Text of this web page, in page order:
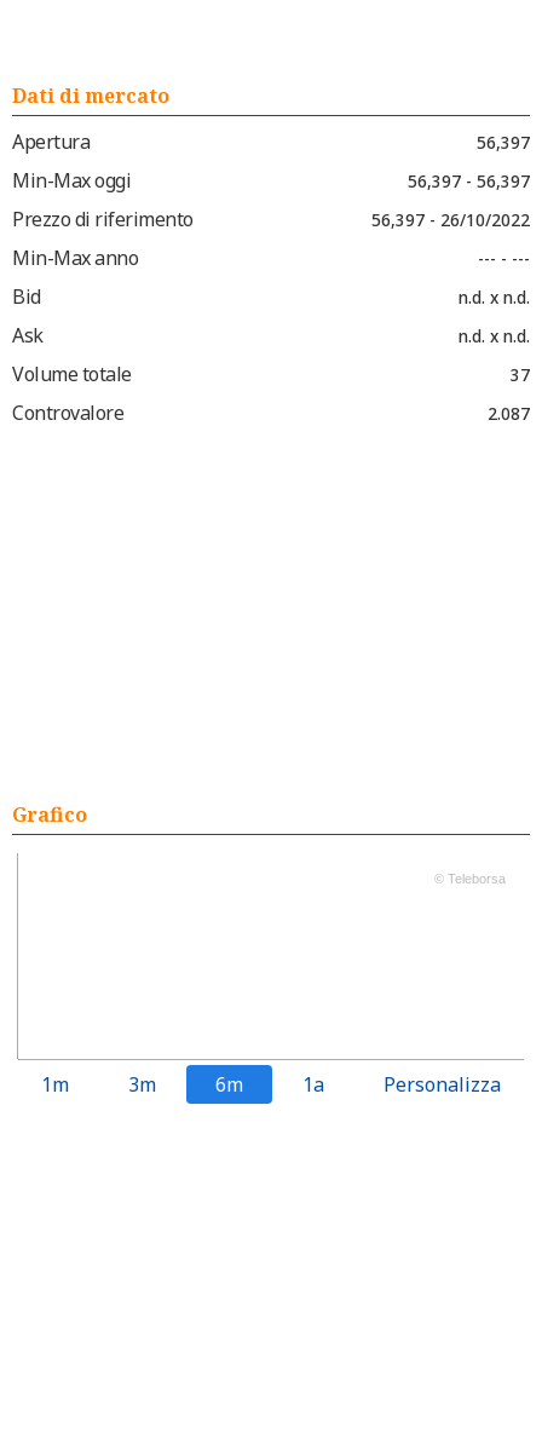
Dati di mercato
Apertura
56,397
Min-Max oggi 56,397 - 56,397
Prezzo di riferimento 56,397 - 26/10/2022
Min-Max anno --- - ---
Bid n.d. x n.d.
Ask n.d. x n.d.
Volume totale 37
Controvalore 2.087
Grafico
© Teleborsa
1m 3m 6m 1a Personalizza